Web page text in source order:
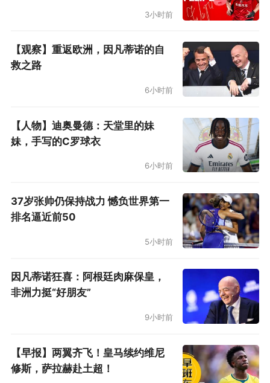
3小时前
【观察】重返欧洲，因凡蒂诺的自
救之路
6小时前
【人物】迪奥曼德：天堂里的妹
妹，手写的C罗球衣
6小时前
37岁张帅仍保持战力 憾负世界第一
排名逼近前50
5小时前
因凡蒂诺狂喜：阿根廷肉麻保皇，
非洲力挺“好朋友”
9小时前
【早报】两翼齐飞！皇马续约维尼
修斯，萨拉赫赴土超！